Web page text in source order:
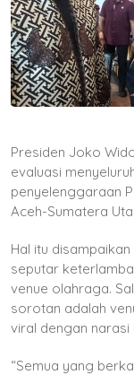
Presiden Joko
evaluasi
penyelenggaraan
Aceh-Sumatera
Hal itu
seputar
venue olahraga.
sorotan adalah
viral dengan narasi
“Semua yang